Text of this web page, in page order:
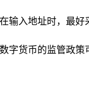
输入地址时，最
货币的监管政